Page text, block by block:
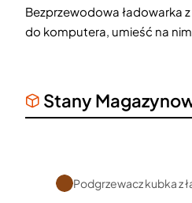
Bezprzewodowa ładowarka
do komputera, umieść na nim
Stany
Podgrzewacz kubka z